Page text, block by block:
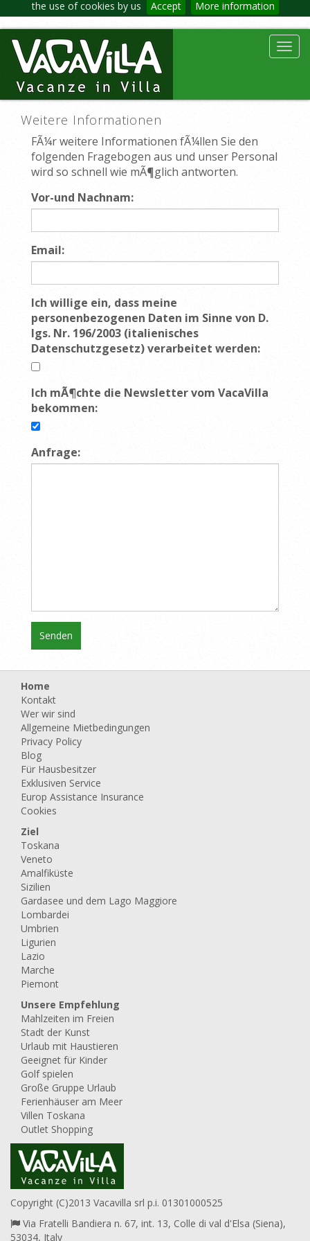
the use of cookies by us Accept More information
Weitere Informationen
FÃ¼r weitere Informationen fÃ¼llen Sie den
folgenden Fragebogen aus und unser Personal
wird so schnell wie mÃ¶glich antworten.
Vor-und Nachnam:
Email:
Ich willige ein, dass meine
personenbezogenen Daten im Sinne von D.
lgs. Nr. 196/2003 (italienisches
Datenschutzgesetz) verarbeitet werden:
Ich mÃ¶chte die Newsletter vom VacaVilla
bekommen:
Anfrage:
Home
Kontakt
Wer wir sind
Allgemeine Mietbedingungen
Privacy Policy
Blog
Für Hausbesitzer
Exklusiven Service
Europ Assistance Insurance
Cookies
Ziel
Toskana
Veneto
Amalfiküste
Sizilien
Gardasee und dem Lago Maggiore
Lombardei
Umbrien
Ligurien
Lazio
Marche
Piemont
Unsere Empfehlung
Mahlzeiten im Freien
Stadt der Kunst
Urlaub mit Haustieren
Geeignet für Kinder
Golf spielen
Große Gruppe Urlaub
Ferienhäuser am Meer
Villen Toskana
Outlet Shopping
Copyright (C)2013 Vacavilla srl p.i. 01301000525
Via Fratelli Bandiera n. 67, int. 13, Colle di val d'Elsa (Siena),
53034, Italy